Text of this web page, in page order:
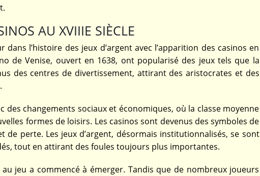
AU XVIIIE SIÈCLE
l’histoire des jeux d’argent avec l’apparition des casinos en
de Venise, ouvert en 1638, ont popularisé des jeux tels que la
des centres de divertissement, attirant des aristocrates et des
des changements sociaux et économiques, où la classe moyenne
formes de loisirs. Les casinos sont devenus des symboles de
perte. Les jeux d’argent, désormais institutionnalisés, se sont
tout en attirant des foules toujours plus importantes.
jeu a commencé à émerger. Tandis que de nombreux joueurs